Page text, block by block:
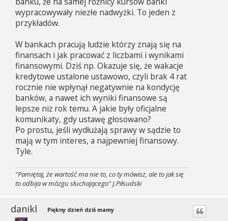
wypracowywały niezłe nadwyżki. To jeden z
przykładów.
W bankach pracują ludzie którzy znają się na
finansach i jak pracować z liczbami i wynikami
finansowymi. Dziś np. Okazuje się, że wakacje
kredytowe ustalone ustawowo, czyli brak 4 rat
rocznie nie wpłynął negatywnie na kondycję
banków, a nawet ich wyniki finansowe są
lepsze niż rok temu. A jakie były oficjalne
komunikaty, gdy ustawę głosowano?
Po prostu, jeśli wydłużają sprawy w sądzie to
mają w tym interes, a najpewniej finansowy.
Tyle.
"Pamiętaj, że wartość ma nie to, co ty mówisz, ale to jak się
to odbija w mózgu słuchającego" J.Piłsudski
danikl Piękny dzień dziś mamy